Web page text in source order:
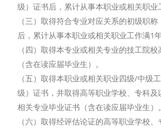
级）证书后，累计从事本职业或相关职业
（三）取得符合专业对应关系的初级职称
后，累计从事本职业或相关职业工作满1年
（四）取得本专业或相关专业的技工院
（含在读应届毕业生）。
（五）取得本职业或相关职业四级/中级
级）证书，并取得高等职业学校、专科
相关专业毕业证书（含在读应届毕业生）。
（六）取得经评估论证的高等职业学校